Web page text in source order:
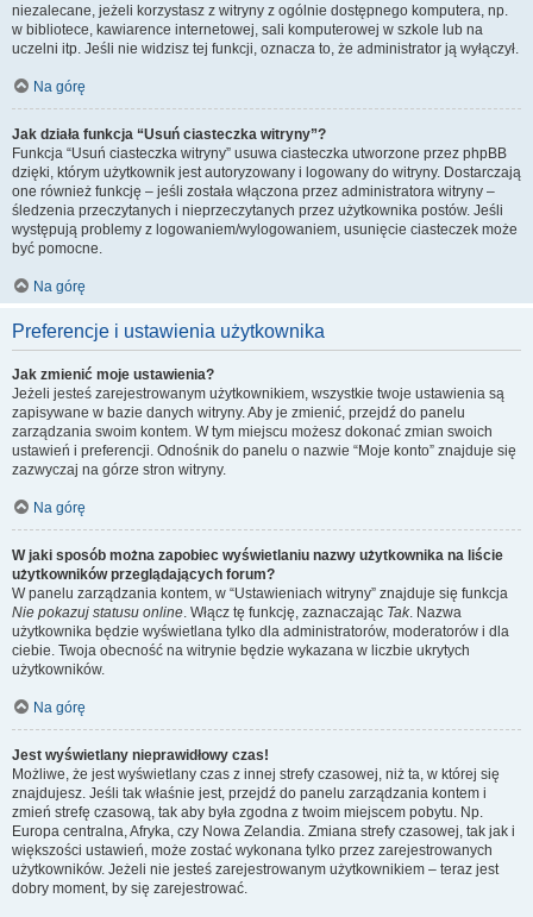
niezalecane, jeżeli korzystasz z witryny z ogólnie dostępnego komputera, np.
w bibliotece, kawiarence internetowej, sali komputerowej w szkole lub na
uczelni itp. Jeśli nie widzisz tej funkcji, oznacza to, że administrator ją wyłączył.
Na górę
Jak działa funkcja “Usuń ciasteczka witryny”?
Funkcja “Usuń ciasteczka witryny” usuwa ciasteczka utworzone przez phpBB
dzięki, którym użytkownik jest autoryzowany i logowany do witryny. Dostarczają
one również funkcję – jeśli została włączona przez administratora witryny –
śledzenia przeczytanych i nieprzeczytanych przez użytkownika postów. Jeśli
występują problemy z logowaniem/wylogowaniem, usunięcie ciasteczek może
być pomocne.
Na górę
Preferencje i ustawienia użytkownika
Jak zmienić moje ustawienia?
Jeżeli jesteś zarejestrowanym użytkownikiem, wszystkie twoje ustawienia są
zapisywane w bazie danych witryny. Aby je zmienić, przejdź do panelu
zarządzania swoim kontem. W tym miejscu możesz dokonać zmian swoich
ustawień i preferencji. Odnośnik do panelu o nazwie “Moje konto” znajduje się
zazwyczaj na górze stron witryny.
Na górę
W jaki sposób można zapobiec wyświetlaniu nazwy użytkownika na liście
użytkowników przeglądających forum?
W panelu zarządzania kontem, w “Ustawieniach witryny” znajduje się funkcja
Nie pokazuj statusu online. Włącz tę funkcję, zaznaczając Tak. Nazwa
użytkownika będzie wyświetlana tylko dla administratorów, moderatorów i dla
ciebie. Twoja obecność na witrynie będzie wykazana w liczbie ukrytych
użytkowników.
Na górę
Jest wyświetlany nieprawidłowy czas!
Możliwe, że jest wyświetlany czas z innej strefy czasowej, niż ta, w której się
znajdujesz. Jeśli tak właśnie jest, przejdź do panelu zarządzania kontem i
zmień strefę czasową, tak aby była zgodna z twoim miejscem pobytu. Np.
Europa centralna, Afryka, czy Nowa Zelandia. Zmiana strefy czasowej, tak jak i
większości ustawień, może zostać wykonana tylko przez zarejestrowanych
użytkowników. Jeżeli nie jesteś zarejestrowanym użytkownikiem – teraz jest
dobry moment, by się zarejestrować.